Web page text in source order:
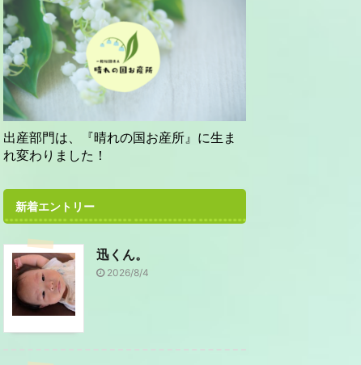
出産部門は、『晴れの国お産所』に生ま
れ変わりました！
新着エントリー
迅くん。
2026/8/4